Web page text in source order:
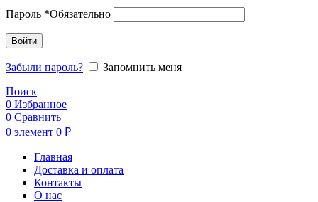
Пароль *Обязательно
Войти
Забыли пароль?
Запомнить меня
Поиск
0 Избранное
0 Сравнить
0 элемент 0 ₽
Главная
Доставка и оплата
Контакты
О нас